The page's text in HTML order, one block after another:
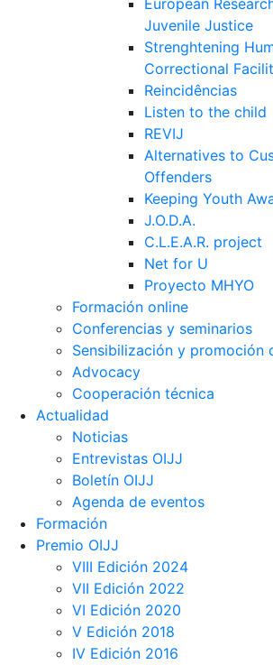
European
Juvenile Justice
Strenghtening
Correctional
Reincidências
Listen to the child
REVIJ
Alternatives to
Offenders
Keeping Youth
J.O.D.A.
C.L.E.A.R. project
Net for U
Proyecto MHYO
Formación online
Conferencias y seminarios
Sensibilización y promoción
Advocacy
Cooperación técnica
Actualidad
Noticias
Entrevistas OIJJ
Boletín OIJJ
Agenda de eventos
Formación
Premio OIJJ
VIII Edición 2024
VII Edición 2022
VI Edición 2020
V Edición 2018
IV Edición 2016